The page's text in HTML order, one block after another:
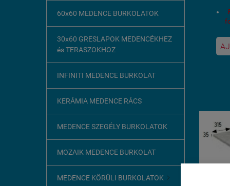
60x60 MEDENCE BURKOLATOK
30x60 GRESLAPOK MEDENCÉKHEZ
és TERASZOKHOZ
INFINITI MEDENCE BURKOLAT
KERÁMIA MEDENCE RÁCS
MEDENCE SZEGÉLY BURKOLATOK
MOZAIK MEDENCE BURKOLAT
MEDENCE KÖRÜLI BURKOLATOK 